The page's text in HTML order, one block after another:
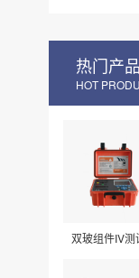
热门产品
HOT
双玻组件IV测